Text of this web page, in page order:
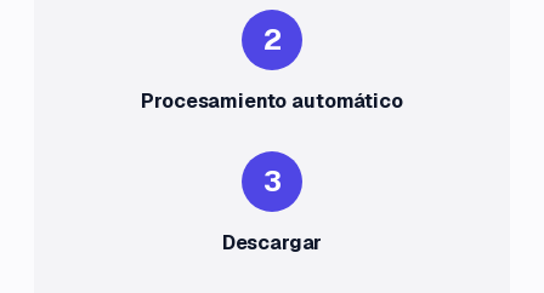
2
Procesamiento automático
3
Descargar